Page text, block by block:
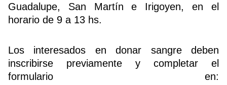
Guadalupe, San Martín e Irigoyen, en el
horario de 9 a 13 hs.
Los interesados en donar sangre deben
inscribirse previamente y completar el
formulario en: